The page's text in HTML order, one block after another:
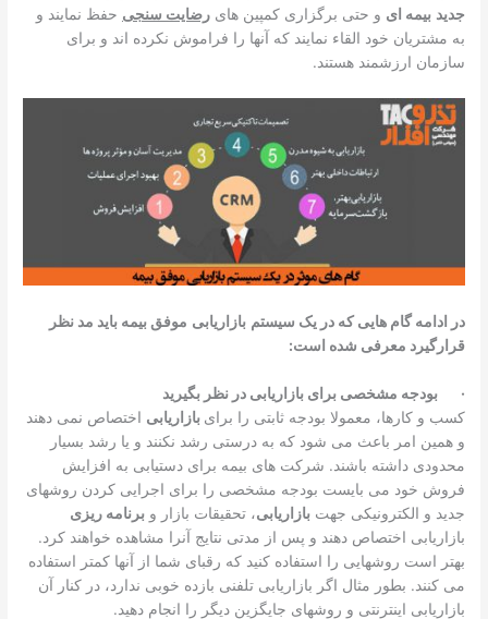
جدید بیمه ای و حتی برگزاری کمپین هایرضایت سنجی حفظ نمایند و
به مشتریان خود القاء نمایند که آنها را فراموش نکرده اند و برای
سازمان ارزشمند هستند.
در ادامه گام هایی که در یک سیستم بازاریابی موفق بیمه باید مد نظر
قرارگیرد معرفی شده است:
·بودجه مشخصی برای بازاریابیدر نظر بگیرید
کسب و کارها، معمولا بودجه ثابتی را برای بازاریابی اختصاص نمی دهند
و همین امر باعث می شود که به درستی رشد نکنند و یا رشد بسیار
محدودی داشته باشند. شرکت های بیمه برای دستیابی به افزایش
فروش خود می بایست بودجه مشخصی را برای اجرایی کردن روشهای
جدید و الکترونیکی جهتبازاریابی، تحقیقات بازار وبرنامه ریزی
بازاریابی اختصاص دهند و پس از مدتی نتایج آنرا مشاهده خواهند کرد.
بهتر است روشهایی را استفاده کنید که رقبای شما از آنها کمتر استفاده
می کنند. بطور مثال اگر بازاریابی تلفنی بازده خوبی ندارد، در کنار آن
بازاریابی اینترنتی و روشهای جایگزین دیگر را انجام دهید.